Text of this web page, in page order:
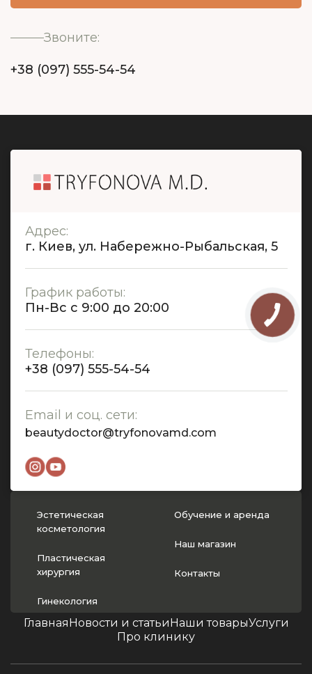
Звоните:
+38 (097) 555-54-54
Эстетическая
косметология
Пластическая
хирургия
Гинекология
Обучение и аренда
Наш магазин
Контакты
ГлавнаяНовости и статьиНаши товарыУслуги
Про клинику
Адрес:
г. Киев, ул. Набережно-Рыбальская, 5
График работы:
Пн-Вс с 9:00 до 20:00
Телефоны:
+38 (097) 555-54-54
Email и соц. сети:
beautydoctor@tryfonovamd.com